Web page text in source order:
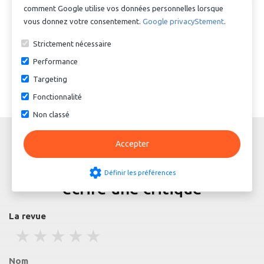
Cellasto Joint d'étanchéité
€ 14,04
Cellasto Joint d'étanchéité
écrire une critique
La revue
4 stars
3 stars
2 stars
1 stars
Nom
comment Google utilise vos données personnelles lorsque
vous donnez votre consentement. Google privacyStement
Strictement nécessaire
Performance
Targeting
Fonctionnalité
Non classé
Accepter
settings Définir les préférences